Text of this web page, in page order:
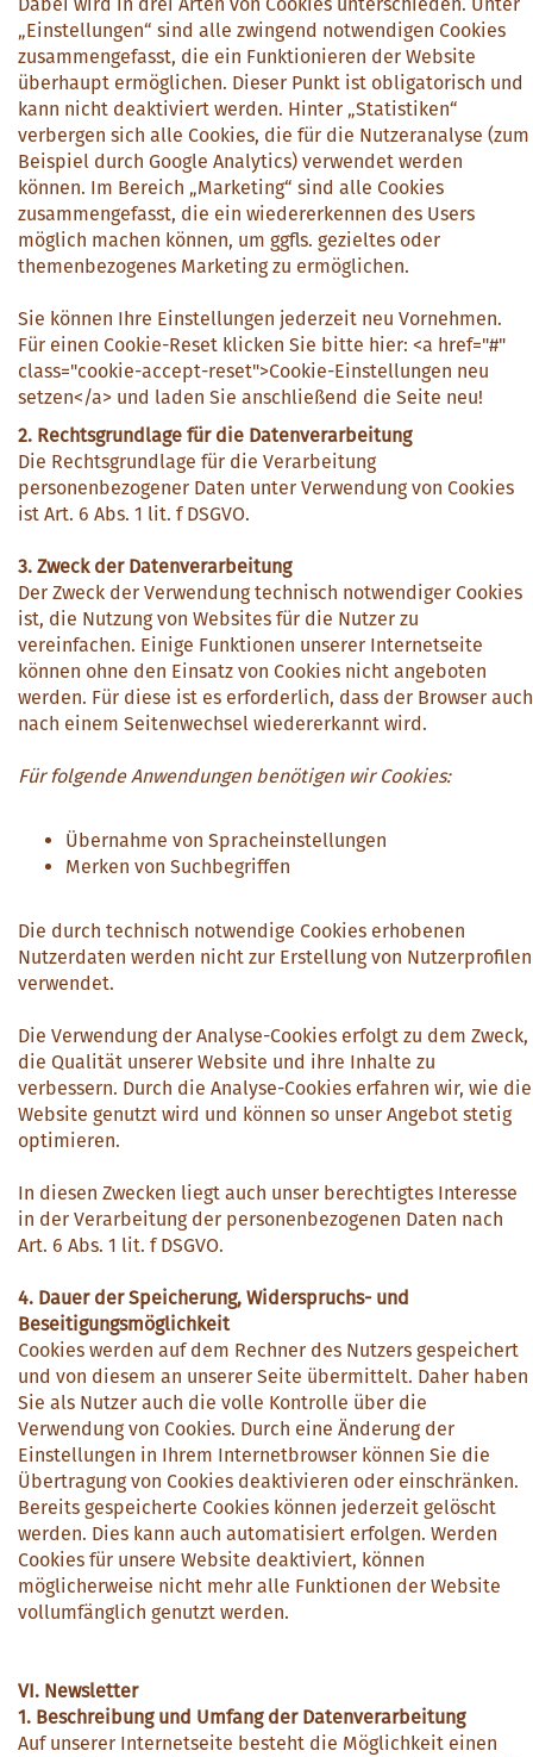
Dabei wird in drei Arten von Cookies unterschieden. Unter
„Einstellungen“ sind alle zwingend notwendigen Cookies
zusammengefasst, die ein Funktionieren der Website
überhaupt ermöglichen. Dieser Punkt ist obligatorisch und
kann nicht deaktiviert werden. Hinter „Statistiken“
verbergen sich alle Cookies, die für die Nutzeranalyse (zum
Beispiel durch Google Analytics) verwendet werden
können. Im Bereich „Marketing“ sind alle Cookies
zusammengefasst, die ein wiedererkennen des Users
möglich machen können, um ggfls. gezieltes oder
themenbezogenes Marketing zu ermöglichen.
Sie können Ihre Einstellungen jederzeit neu Vornehmen.
Für einen Cookie-Reset klicken Sie bitte hier: <a href="#"
class="cookie-accept-reset">Cookie-Einstellungen neu
setzen</a> und laden Sie anschließend die Seite neu!
2. Rechtsgrundlage für die Datenverarbeitung
Die Rechtsgrundlage für die Verarbeitung
personenbezogener Daten unter Verwendung von Cookies
ist Art. 6 Abs. 1 lit. f DSGVO.
3. Zweck der Datenverarbeitung
Der Zweck der Verwendung technisch notwendiger Cookies
ist, die Nutzung von Websites für die Nutzer zu
vereinfachen. Einige Funktionen unserer Internetseite
können ohne den Einsatz von Cookies nicht angeboten
werden. Für diese ist es erforderlich, dass der Browser auch
nach einem Seitenwechsel wiedererkannt wird.
Für folgende Anwendungen benötigen wir Cookies:
Übernahme von Spracheinstellungen
Merken von Suchbegriffen
Die durch technisch notwendige Cookies erhobenen
Nutzerdaten werden nicht zur Erstellung von Nutzerprofilen
verwendet.
Die Verwendung der Analyse-Cookies erfolgt zu dem Zweck,
die Qualität unserer Website und ihre Inhalte zu
verbessern. Durch die Analyse-Cookies erfahren wir, wie die
Website genutzt wird und können so unser Angebot stetig
optimieren.
In diesen Zwecken liegt auch unser berechtigtes Interesse
in der Verarbeitung der personenbezogenen Daten nach
Art. 6 Abs. 1 lit. f DSGVO.
4. Dauer der Speicherung, Widerspruchs- und
Beseitigungsmöglichkeit
Cookies werden auf dem Rechner des Nutzers gespeichert
und von diesem an unserer Seite übermittelt. Daher haben
Sie als Nutzer auch die volle Kontrolle über die
Verwendung von Cookies. Durch eine Änderung der
Einstellungen in Ihrem Internetbrowser können Sie die
Übertragung von Cookies deaktivieren oder einschränken.
Bereits gespeicherte Cookies können jederzeit gelöscht
werden. Dies kann auch automatisiert erfolgen. Werden
Cookies für unsere Website deaktiviert, können
möglicherweise nicht mehr alle Funktionen der Website
vollumfänglich genutzt werden.
VI. Newsletter
1. Beschreibung und Umfang der Datenverarbeitung
Auf unserer Internetseite besteht die Möglichkeit einen